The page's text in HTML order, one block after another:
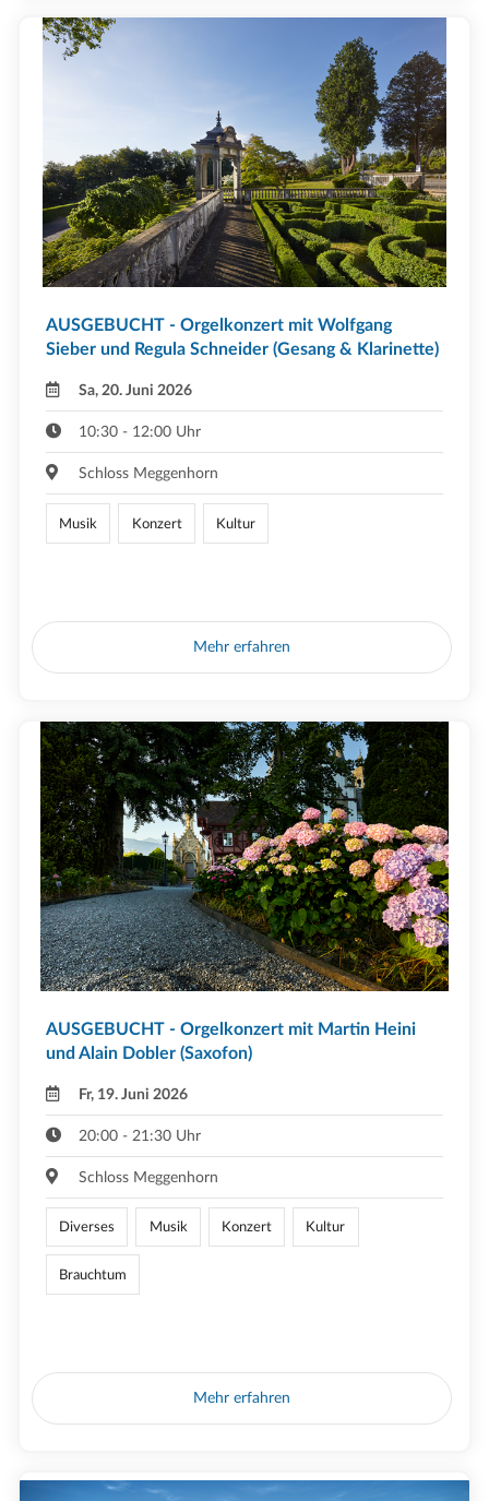
AUSGEBUCHT - Orgelkonzert mit Wolfgang
Sieber und Regula Schneider (Gesang & Klarinette)
Sa, 20. Juni 2026
10:30 - 12:00 Uhr
Schloss Meggenhorn
Musik Konzert Kultur
Mehr erfahren
AUSGEBUCHT - Orgelkonzert mit Martin Heini
und Alain Dobler (Saxofon)
Fr, 19. Juni 2026
20:00 - 21:30 Uhr
Schloss Meggenhorn
Diverses Musik Konzert Kultur
Brauchtum
Mehr erfahren